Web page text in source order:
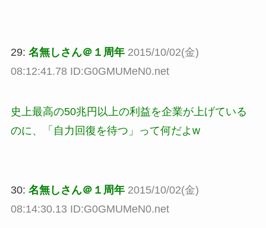
29: 名無しさん＠１周年 2015/10/02(金)
08:12:41.78 ID:G0GMUMeN0.net
史上最高の50兆円以上の利益を企業が上げている
のに、「自力回復を待つ」って何だよw
30: 名無しさん＠１周年 2015/10/02(金)
08:14:30.13 ID:G0GMUMeN0.net